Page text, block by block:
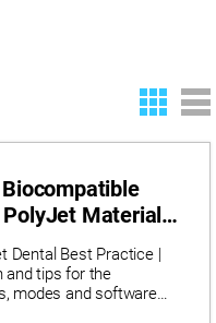
PolyJet Material
Dental Best Practice |
and tips for the
modes and software